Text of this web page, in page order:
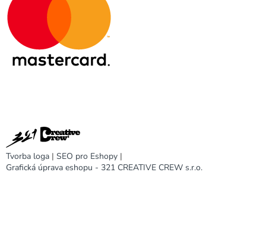
Tvorba loga | SEO pro Eshopy |
Grafická úprava eshopu - 321 CREATIVE CREW s.r.o.